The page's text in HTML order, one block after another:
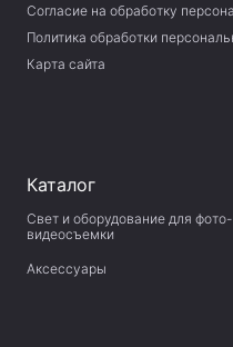
Согласие на обработку
Политика обработки
Карта сайта
Каталог
Свет и оборудование для фото-
видеосъемки
Аксессуары